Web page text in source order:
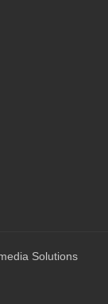
Solutions